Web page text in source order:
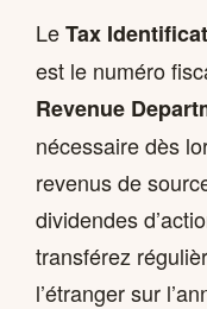
LeTax
est le numéro
Revenue
nécessaire dès
revenus de
dividendes
transférez
l’étranger sur